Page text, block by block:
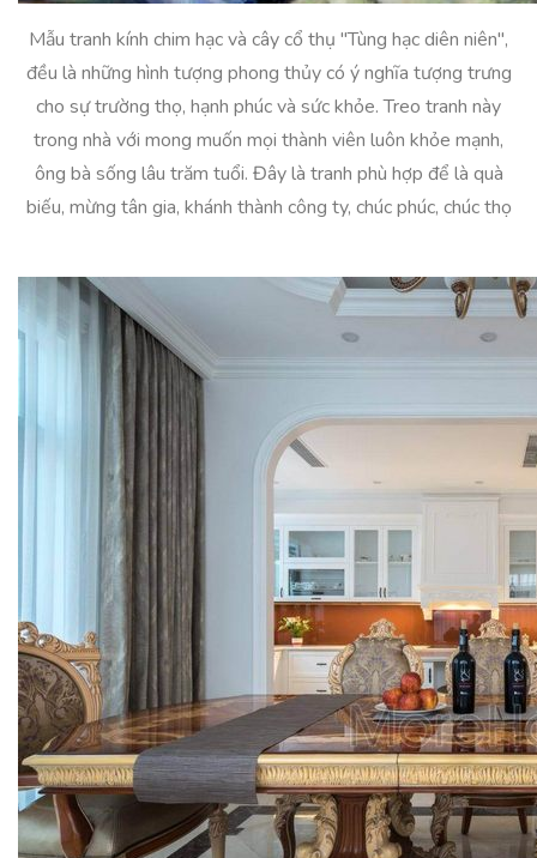
Mẫu tranh kính chim hạc và cây cổ thụ "Tùng hạc diên niên",
đều là những hình tượng phong thủy có ý nghĩa tượng trưng
cho sự trường thọ, hạnh phúc và sức khỏe. Treo tranh này
trong nhà với mong muốn mọi thành viên luôn khỏe mạnh,
ông bà sống lâu trăm tuổi. Đây là tranh phù hợp để là quà
biếu, mừng tân gia, khánh thành công ty, chúc phúc, chúc thọ